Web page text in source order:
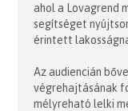
ahol a Lovagrend
segítséget
érintett
Az audiencián
végrehajtásának
mélyreható lelki